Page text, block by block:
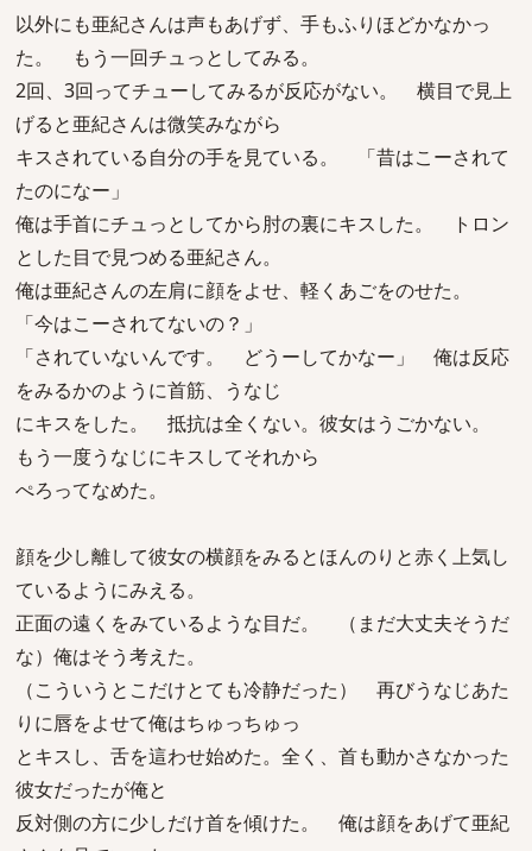
以外にも亜紀さんは声もあげず、手もふりほどかなかっ
た。 もう一回チュっとしてみる。
2回、3回ってチューしてみるが反応がない。 横目で見上
げると亜紀さんは微笑みながら
キスされている自分の手を見ている。 「昔はこーされて
たのになー」
俺は手首にチュっとしてから肘の裏にキスした。 トロン
とした目で見つめる亜紀さん。
俺は亜紀さんの左肩に顔をよせ、軽くあごをのせた。
「今はこーされてないの？」
「されていないんです。 どうーしてかなー」 俺は反応
をみるかのように首筋、うなじ
にキスをした。 抵抗は全くない。彼女はうごかない。
もう一度うなじにキスしてそれから
ぺろってなめた。
顔を少し離して彼女の横顔をみるとほんのりと赤く上気し
ているようにみえる。
正面の遠くをみているような目だ。 （まだ大丈夫そうだ
な）俺はそう考えた。
（こういうとこだけとても冷静だった） 再びうなじあた
りに唇をよせて俺はちゅっちゅっ
とキスし、舌を這わせ始めた。全く、首も動かさなかった
彼女だったが俺と
反対側の方に少しだけ首を傾けた。 俺は顔をあげて亜紀